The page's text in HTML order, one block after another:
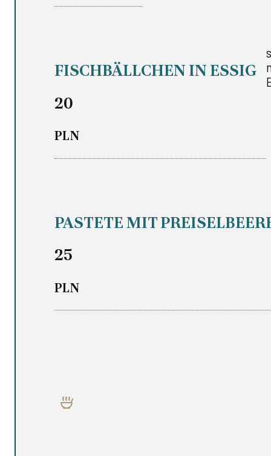
FISCHBÄLLCHEN IN ESSIG
20
PLN
PASTETE MIT
25
PLN